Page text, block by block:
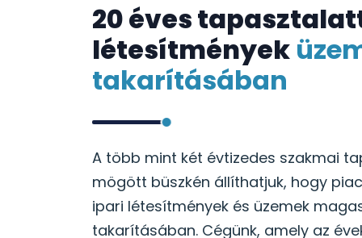
20 éves
létesítmények
takarításában
A több mint két évtizedes szakmai
mögött büszkén állíthatjuk, hogy
ipari létesítmények és üzemek
takarításában. Cégünk, amely az